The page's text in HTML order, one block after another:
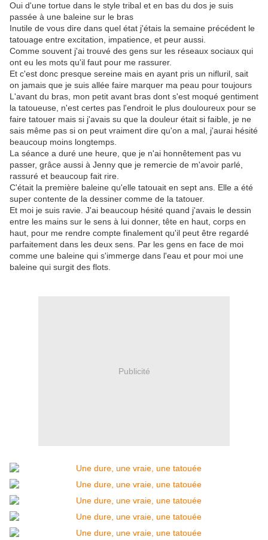
Oui d'une tortue dans le style tribal et en bas du dos je suis
passée à une baleine sur le bras
Inutile de vous dire dans quel état j'étais la semaine précédent le
tatouage entre excitation, impatience, et peur aussi.
Comme souvent j'ai trouvé des gens sur les réseaux sociaux qui
ont eu les mots qu'il faut pour me rassurer.
Et c'est donc presque sereine mais en ayant pris un nifluril, sait
on jamais que je suis allée faire marquer ma peau pour toujours
L'avant du bras, mon petit avant bras dont s'est moqué gentiment
la tatoueuse, n'est certes pas l'endroit le plus douloureux pour se
faire tatouer mais si j'avais su que la douleur était si faible, je ne
sais même pas si on peut vraiment dire qu'on a mal, j'aurai hésité
beaucoup moins longtemps.
La séance a duré une heure, que je n'ai honnêtement pas vu
passer, grâce aussi à Jenny que je remercie de m'avoir parlé,
rassuré et beaucoup fait rire.
C'était la première baleine qu'elle tatouait en sept ans. Elle a été
super contente de la dessiner comme de la tatouer.
Et moi je suis ravie. J'ai beaucoup hésité quand j'avais le dessin
entre les mains sur le sens à lui donner, tête en haut, corps en
haut, pour me rendre compte finalement qu'il peut être regardé
parfaitement dans les deux sens. Par les gens en face de moi
comme une baleine qui s'immerge dans l'eau et pour moi une
baleine qui surgit des flots.
Publicité